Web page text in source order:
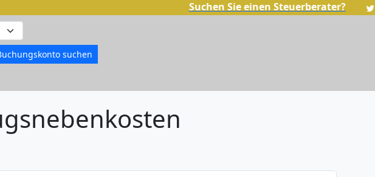
Suchen Sie einen Steuerberater?